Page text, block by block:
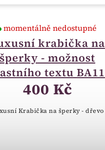
krabička na
šperky - možnost
textu BA11
momentálně nedostupné
400 Kč
Krabička na šperky - dřevo